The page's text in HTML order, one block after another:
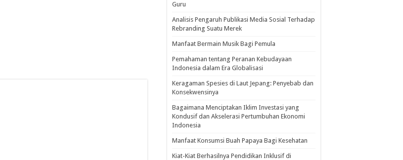
Guru
Analisis Pengaruh Publikasi Media Sosial Terhadap
Rebranding Suatu Merek
Manfaat Bermain Musik Bagi Pemula
Pemahaman tentang Peranan Kebudayaan
Indonesia dalam Era Globalisasi
Keragaman Spesies di Laut Jepang: Penyebab dan
Konsekwensinya
Bagaimana Menciptakan Iklim Investasi yang
Kondusif dan Akselerasi Pertumbuhan Ekonomi
Indonesia
Manfaat Konsumsi Buah Papaya Bagi Kesehatan
Kiat-Kiat Berhasilnya Pendidikan Inklusif di